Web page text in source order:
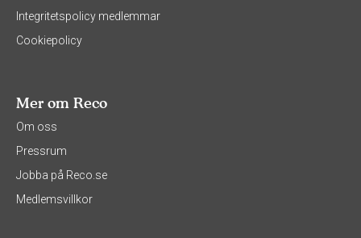
Integritetspolicy medlemmar
Cookiepolicy
Mer om Reco
Om oss
Pressrum
Jobba på Reco.se
Medlemsvillkor